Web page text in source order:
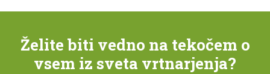
Želite biti vedno na tekočem o
vsem iz sveta vrtnarjenja?